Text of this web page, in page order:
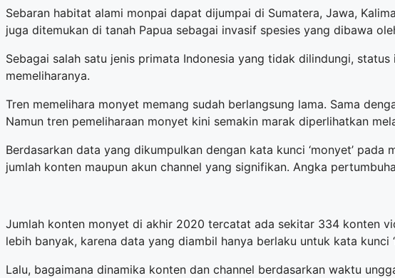
Sebaran habitat alami monpai dapat dijumpai di Sumatera, Jawa,
juga ditemukan di tanah Papua sebagai invasif spesies yang dibawa
Sebagai salah satu jenis primata Indonesia yang tidak dilindungi,
memeliharanya.
Tren memelihara monyet memang sudah berlangsung lama. Sama
Namun tren pemeliharaan monyet kini semakin marak diperlihatkan
Berdasarkan data yang dikumpulkan dengan kata kunci ‘monyet’
jumlah konten maupun akun channel yang signifikan. Angka
Jumlah konten monyet di akhir 2020 tercatat ada sekitar 334 konten
lebih banyak, karena data yang diambil hanya berlaku untuk kata
Lalu, bagaimana dinamika konten dan channel berdasarkan waktu